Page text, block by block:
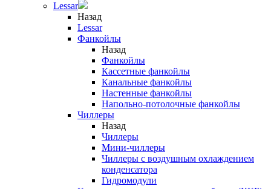
Lessar
Назад
Lessar
Фанкойлы
Назад
Фанкойлы
Кассетные фанкойлы
Канальные фанкойлы
Настенные фанкойлы
Напольно-потолочные фанкойлы
Чиллеры
Назад
Чиллеры
Мини-чиллеры
Чиллеры с воздушным охлаждением
конденсатора
Гидромодули